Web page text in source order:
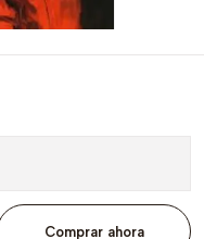
Comprar ahora